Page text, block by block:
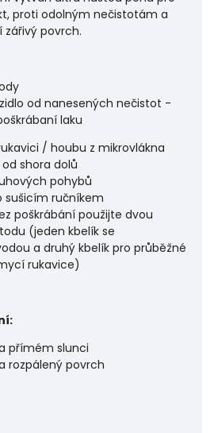
proti odolným nečistotám a
povrch.
od nanesených nečistot -
laku
/ houbu z mikrovlákna
shora dolů
pohybů
sušicím ručníkem
poškrábání použijte dvou
(jeden kbelík se
a druhý kbelík pro průběžné
rukavice)
přímém slunci
rozpálený povrch